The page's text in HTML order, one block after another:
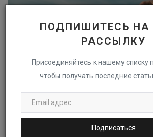
ПОДПИШИТЕСЬ НА
РАССЫЛКУ
Присоединяйтесь к нашему списку
чтобы получать последние
Подписаться
Глоссарий стокового видео: От 4K до